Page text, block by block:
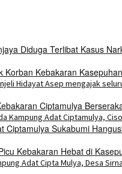
Diduga Terlibat Kasus
Korban Kebakaran
Ciptamulya
Ciptamulya Sukabumi
Kebakaran Hebat di